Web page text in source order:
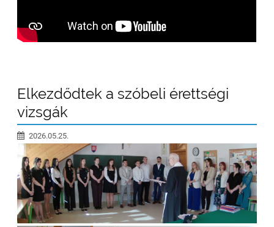
Elkezdődtek a szóbeli érettségi
vizsgák
2026.05.25.